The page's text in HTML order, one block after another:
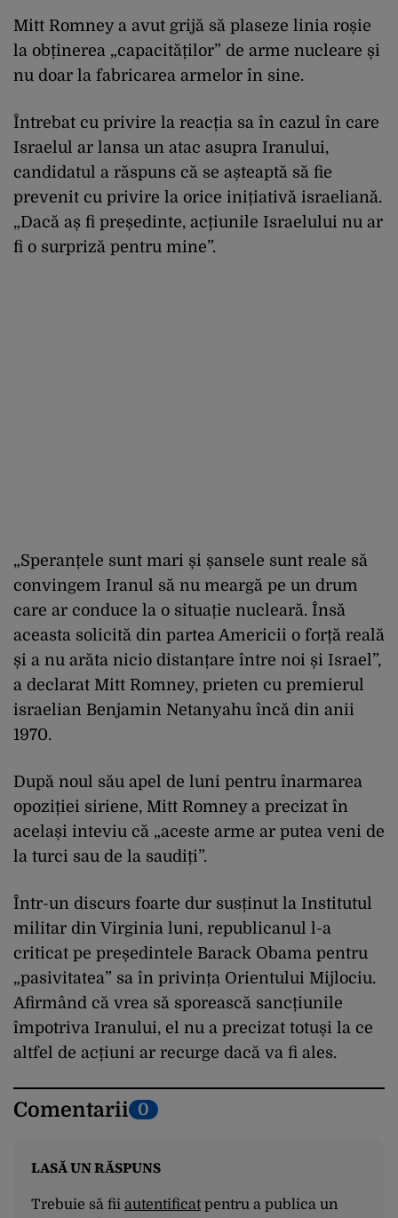
Mitt Romney a avut grijă să plaseze linia roșie
la obținerea „capacităților” de arme nucleare și
nu doar la fabricarea armelor în sine.
Întrebat cu privire la reacția sa în cazul în care
Israelul ar lansa un atac asupra Iranului,
candidatul a răspuns că se așteaptă să fie
prevenit cu privire la orice inițiativă israeliană.
„Dacă aș fi președinte, acțiunile Israelului nu ar
fi o surpriză pentru mine”.
„Speranțele sunt mari și șansele sunt reale să
convingem Iranul să nu meargă pe un drum
care ar conduce la o situație nucleară. Însă
aceasta solicită din partea Americii o forță reală
și a nu arăta nicio distanțare între noi și Israel”,
a declarat Mitt Romney, prieten cu premierul
israelian Benjamin Netanyahu încă din anii
1970.
După noul său apel de luni pentru înarmarea
opoziției siriene, Mitt Romney a precizat în
același inteviu că „aceste arme ar putea veni de
la turci sau de la saudiți”.
Într-un discurs foarte dur susținut la Institutul
militar din Virginia luni, republicanul l-a
criticat pe președintele Barack Obama pentru
„pasivitatea” sa în privința Orientului Mijlociu.
Afirmând că vrea să sporească sancțiunile
împotriva Iranului, el nu a precizat totuși la ce
altfel de acțiuni ar recurge dacă va fi ales.
Comentarii 0
LASĂ UN RĂSPUNS
Trebuie să fii autentificatpentru a publica un